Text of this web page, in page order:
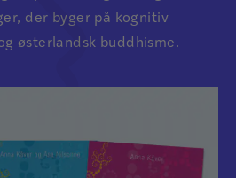
der byger på kognitiv
østerlandsk buddhisme.